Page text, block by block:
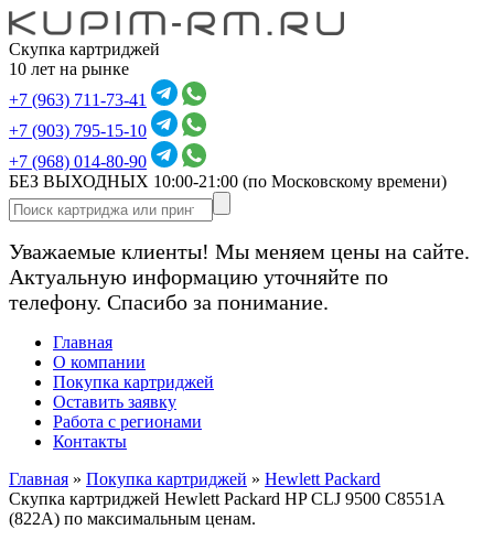
Скупка картриджей
10 лет на рынке
+7 (963) 711-73-41
+7 (903) 795-15-10
+7 (968) 014-80-90
БЕЗ ВЫХОДНЫХ 10:00-21:00 (по Московскому времени)
Уважаемые клиенты! Мы меняем цены на сайте.
Актуальную информацию уточняйте по
телефону. Спасибо за понимание.
Главная
О компании
Покупка картриджей
Оставить заявку
Работа с регионами
Контакты
Главная » Покупка картриджей » Hewlett Packard
Скупка картриджей Hewlett Packard HP СLJ 9500 C8551A
(822A) по максимальным ценам.